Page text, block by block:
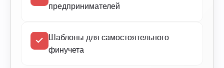
предпринимателей
Шаблоны для самостоятельного
финучета